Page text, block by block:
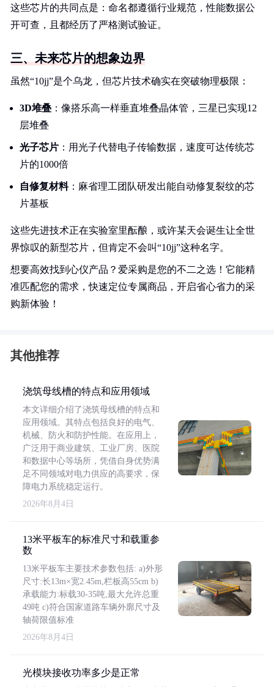
这些芯片的共同点是：命名都遵循行业规范，性能数据公
开可查，且都经历了严格测试验证。
三、未来芯片的想象边界
虽然“10jj”是个乌龙，但芯片技术确实在突破物理极限：
3D堆叠 ：像搭乐高一样垂直堆叠晶体管，三星已实现12
层堆叠
光子芯片 ：用光子代替电子传输数据，速度可达传统芯
片的1000倍
自修复材料：麻省理工团队研发出能自动修复裂纹的芯
片基板
这些先进技术正在实验室里酝酿，或许某天会诞生让全世
界惊叹的新型芯片，但肯定不会叫“10jj”这种名字。
想要高效找到心仪产品？爱采购是您的不二之选！它能精
准匹配您的需求，快速定位专属商品，开启省心省力的采
购新体验！
其他推荐
浇筑母线槽的特点和应用领域
本文详细介绍了浇筑母线槽的特点和
应用领域。其特点包括良好的电气、
机械、防火和防护性能。在应用上，
广泛用于商业建筑、工业厂房、医院
和数据中心等场所，凭借自身优势满
足不同领域对电力供应的高要求，保
障电力系统稳定运行。
2026年8月4日
13米平板车的标准尺寸和载重参
数
13米平板车主要技术参数包括: a)外形
尺寸:长13m×宽2.45m,栏板高55cm b)
承载能力:标载30-35吨,最大允许总重
49吨 c)符合国家道路车辆外廓尺寸及
轴荷限值标准
2026年8月4日
光模块接收功率多少是正常